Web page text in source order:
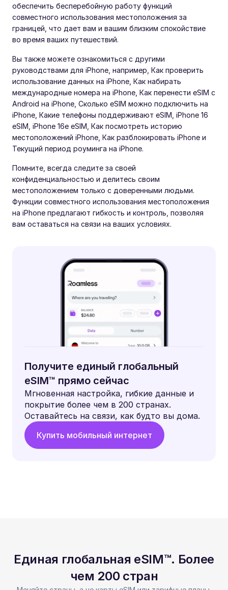
обеспечить бесперебойную работу функций
совместного использования местоположения за
границей, что дает вам и вашим близким спокойствие
во время ваших путешествий.
Вы также можете ознакомиться с другими
руководствами для iPhone, например, Как проверить
использование данных на iPhone, Как набирать
международные номера на iPhone, Как перенести eSIM с
Android на iPhone, Сколько eSIM можно подключить на
iPhone, Какие телефоны поддерживают eSIM, iPhone 16
eSIM, iPhone 16e eSIM, Как посмотреть историю
местоположений iPhone, Как разблокировать iPhone и
Текущий период роуминга на iPhone.
Помните, всегда следите за своей
конфиденциальностью и делитесь своим
местоположением только с доверенными людьми.
Функции совместного использования местоположения
на iPhone предлагают гибкость и контроль, позволяя
вам оставаться на связи на ваших условиях.
Получите единый глобальный
eSIM™ прямо сейчас
Мгновенная настройка, гибкие данные и
покрытие более чем в 200 странах.
Оставайтесь на связи, как будто вы дома.
Купить мобильный интернет
Единая глобальная eSIM™. Более
чем 200 стран